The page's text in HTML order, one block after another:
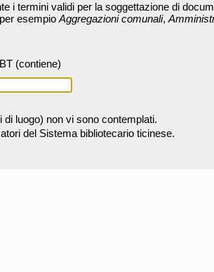
i termini validi per la soggettazione di
esempio Aggregazioni comunali,
(contiene)
luogo) non vi sono contemplati.
del Sistema bibliotecario ticinese.